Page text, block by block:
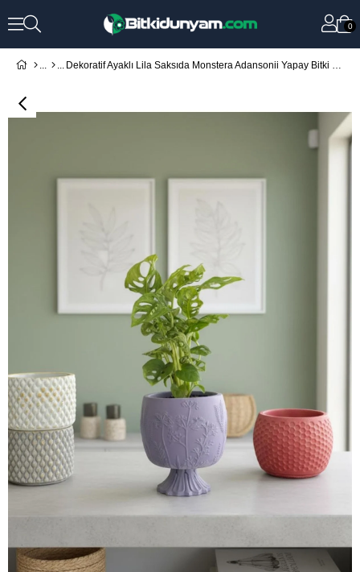
0
Dekoratif Ayaklı Lila Saksıda Monstera Adansonii Yapay Bitki – Modern Ev Ofis Masa Üstü Çiçek